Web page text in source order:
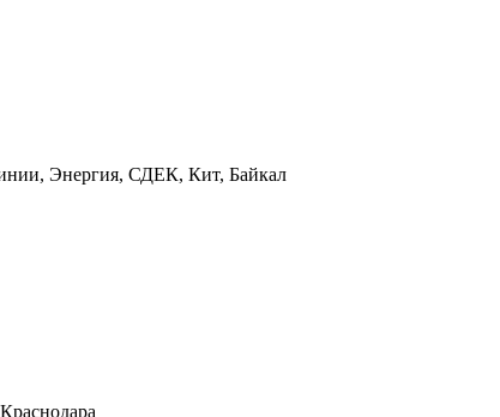
Энергия, СДЕК, Кит, Байкал